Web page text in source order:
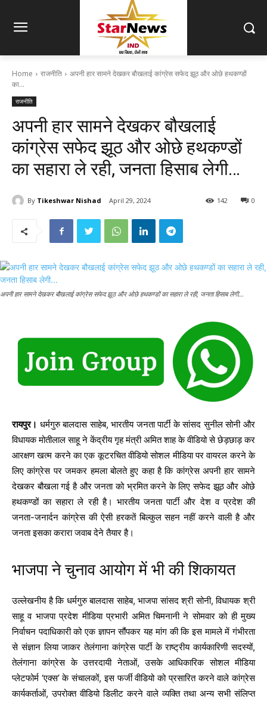
Home राजनीति
अपनी हार सामने देखकर बौखलाई कांग्रेस सफेद झूठ और ओछे हथकण्डों
का...
राजनीति
अपनी हार सामने देखकर बौखलाई
कांग्रेस सफेद झूठ और ओछे हथकण्डों
का सहारा ले रही, जनता हिसाब लेगी…
By Tikeshwar Nishad April 29, 2024 0
142
अपनी हार सामने देखकर बौखलाई कांग्रेस सफेद झूठ और ओछे हथकण्डों का सहारा ले रही, जनता हिसाब लेगी...
रायपुर। धर्मगुरु बालदास साहेब, भारतीय जनता पार्टी के सांसद सुनील सोनी और
विधायक मोतीलाल साहू ने केंद्रीय गृह मंत्री अमित शाह के वीडियो से छेड़छाड़ कर
आरक्षण खत्म करने का एक कूटरचित वीडियो सोशल मीडिया पर वायरल करने के
लिए कांग्रेस पर जमकर हमला बोलते हुए कहा है कि कांग्रेस अपनी हार सामने
देखकर बौखला गई है और जनता को भ्रमित करने के लिए सफेद झूठ और ओछे
हथकण्डों का सहारा ले रही है। भारतीय जनता पार्टी और देश व प्रदेश की
जनता-जनार्दन कांग्रेस की ऐसी हरकतें बिल्कुल सहन नहीं करने वाली है और
जनता इसका करारा जवाब देने तैयार है।
भाजपा ने चुनाव आयोग में भी की शिकायत
उल्लेखनीय है कि धर्मगुरु बालदास साहेब, भाजपा सांसद श्री सोनी, विधायक श्री
साहू व भाजपा प्रदेश मीडिया प्रभारी अमित चिमनानी ने सोमवार को ही मुख्य
निर्वाचन पदाधिकारी को एक ज्ञापन सौंपकर यह मांग की कि इस मामले में गंभीरता
से संज्ञान लिया जाकर तेलंगाना कांग्रेस पार्टी के राष्ट्रीय कार्यकारिणी सदस्यों,
तेलंगाना कांग्रेस के उत्तरदायी नेताओं, उसके आधिकारिक सोशल मीडिया
प्लेटफोर्म ‘एक्स’ के संचालकों, इस फर्जी वीडियो को प्रसारित करने वाले कांग्रेस
कार्यकर्ताओं, उपरोक्त वीडियो डिलीट करने वाले व्यक्ति तथा अन्य सभी संलिप्त